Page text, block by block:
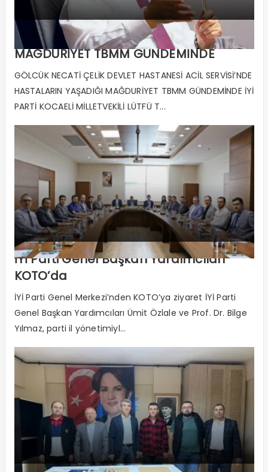
GÖLCÜK’TE HASTALARIN YAŞADIĞI
MAĞDURİYET TBMM GÜNDEMİNDE
GÖLCÜK NECATİ ÇELİK DEVLET HASTANESİ ACİL SERVİSİ’NDE
HASTALARIN YAŞADIĞI MAĞDURİYET TBMM GÜNDEMİNDE İYİ
PARTİ KOCAELİ MİLLETVEKİLİ LÜTFÜ T...
İYİ Parti Genel Başkan Yardımcıları
KOTO’da
İYİ Parti Genel Merkezi’nden KOTO’ya ziyaret İYİ Parti
Genel Başkan Yardımcıları Ümit Özlale ve Prof. Dr. Bilge
Yılmaz, parti il yönetimiyl...